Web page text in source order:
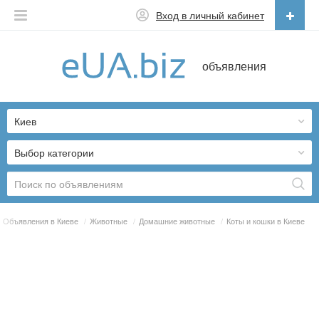
объявления
Вход в личный кабинет
Українська
Выбор категории
Киев
Объявления в Киеве / Животные / Домашние животные / Коты и кошки в Киеве